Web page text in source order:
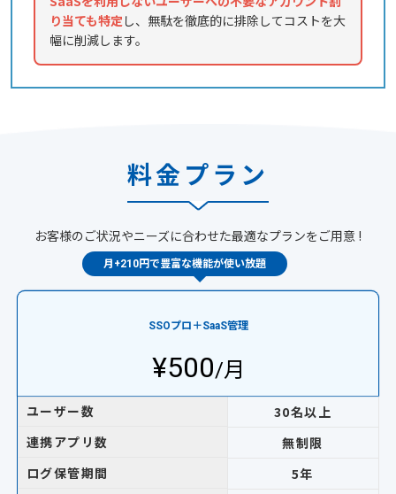
り当ても特定 し、無駄を徹底的に排除してコストを大
幅に削減します。
料金プラン
お客様のご状況やニーズに合わせた最適なプランをご用意 !
SSOプロ＋SaaS管理
¥500/月
ユーザー数
30名以上
連携アプリ数
無制限
ログ保管期間
5年